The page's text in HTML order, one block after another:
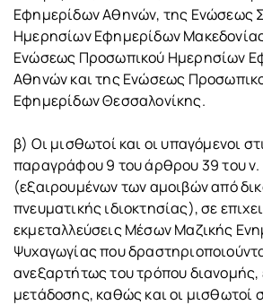
Εφημερίδων Αθηνών, της Ενώσεως
Ημερησίων Εφημερίδων
Ενώσεως Προσωπικού Ημερησίων
Αθηνών και της Ενώσεως
Εφημερίδων Θεσσαλονίκης.
β) Οι μισθωτοί και οι υπαγόμενοι
παραγράφου 9 του άρθρου 39 του ν.
(εξαιρουμένων των αμοιβών από
πνευματικής ιδιοκτησίας), σε
εκμεταλλεύσεις Μέσων Μαζικής
Ψυχαγωγίας που
ανεξαρτήτως του τρόπου
μετάδοσης, καθώς και οι μισθωτοί